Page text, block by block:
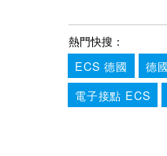
熱門快搜：
ECS 德國
德
電子接點 ECS